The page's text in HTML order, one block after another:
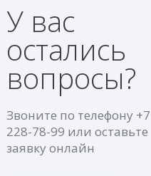
У вас
остались
вопросы?
Звоните по телефону
228-78-99 или оставьте
заявку онлайн